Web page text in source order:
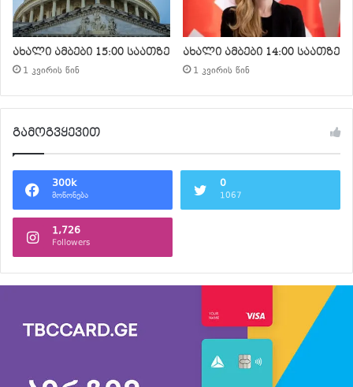
ახალი ამბები 15:00 საათზე
1 კვირის წინ
ახალი ამბები 14:00 საათზე
1 კვირის წინ
გამოგვყევით
300k
მოწონება
0
1067
1,726
Followers